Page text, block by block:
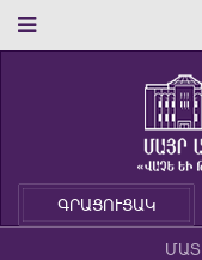
ԳՐԱՑՈՒՑԱԿ